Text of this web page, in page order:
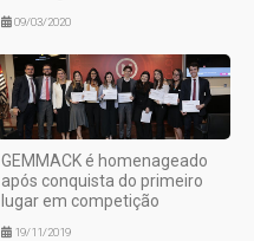
09/03/2020
GEMMACK é homenageado
após conquista do primeiro
lugar em competição
19/11/2019